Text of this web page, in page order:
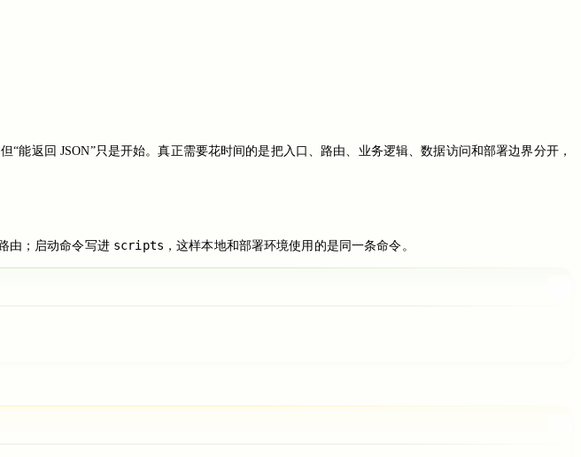
能返回 JSON”只是开始。真正需要花时间的是把入口、路由、业务逻辑、数据访问和部署边界分开，
由；启动命令写进 scripts ，这样本地和部署环境使用的是同一条命令。